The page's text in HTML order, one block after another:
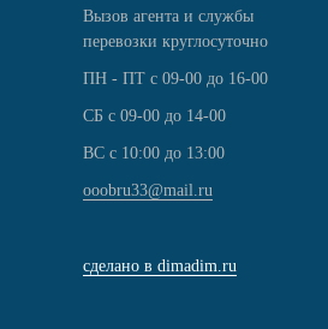
Вызов агента и службы
перевозки круглосуточно
ПН - ПТ с 09-00 до 16-00
СБ с 09-00 до 14-00
ВС с 10:00 до 13:00
ooobru33@mail.ru
сделано в dimadim.ru